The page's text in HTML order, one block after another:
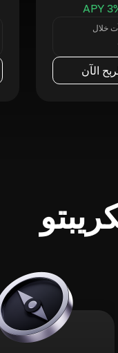
3%
خلال
الآن